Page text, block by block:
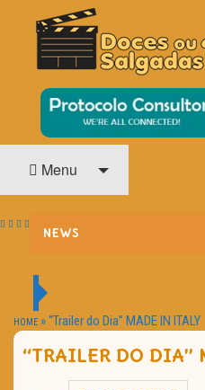
DOCES OU SALGADAS?
O Cinema? Uma Paixão!!
Menu
NEWS
PASSATEMPOS
HOME CINEMA
HOME »“Trailer do Dia” MADE IN ITALY
“TRAILER DO DIA”